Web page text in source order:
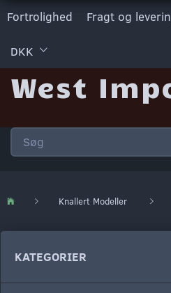
Fortrolighed Fragt og
DKK
West
Knallert Modeller
KATEGORIER